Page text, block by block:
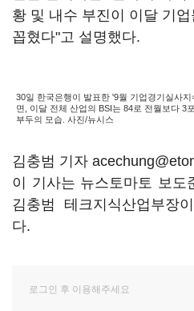
황 및 내수 부진이 이달 기
꼽혔다"고 설명했다.
30일 한국은행이 발표한 '9월 기업경기실사
면, 이달 전체 산업의 BSI는 84로 전월보다 3
부두의 모습. 사진/뉴시스
김충범 기자
이 기사는 뉴스토마토 보도
김충범 테크지식산업부장
다.